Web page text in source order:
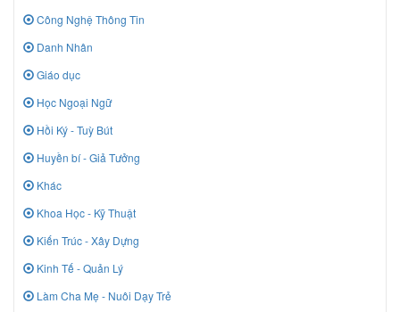
Công Nghệ Thông Tin
Danh Nhân
Giáo dục
Học Ngoại Ngữ
Hồi Ký - Tuỳ Bút
Huyền bí - Giả Tưởng
Khác
Khoa Học - Kỹ Thuật
Kiến Trúc - Xây Dựng
Kinh Tế - Quản Lý
Làm Cha Mẹ - Nuôi Dạy Trẻ